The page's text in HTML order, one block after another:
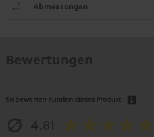
Abmessungen
So bewerten Kunden dieses Produkt